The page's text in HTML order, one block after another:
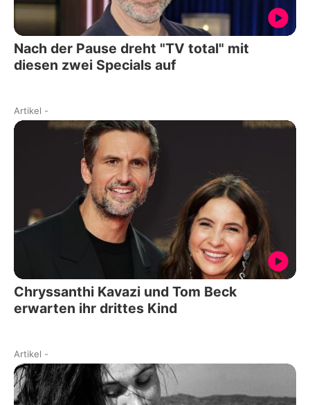
Nach der Pause dreht "TV total" mit
diesen zwei Specials auf
Artikel -
Chryssanthi Kavazi und Tom Beck
erwarten ihr drittes Kind
Artikel -